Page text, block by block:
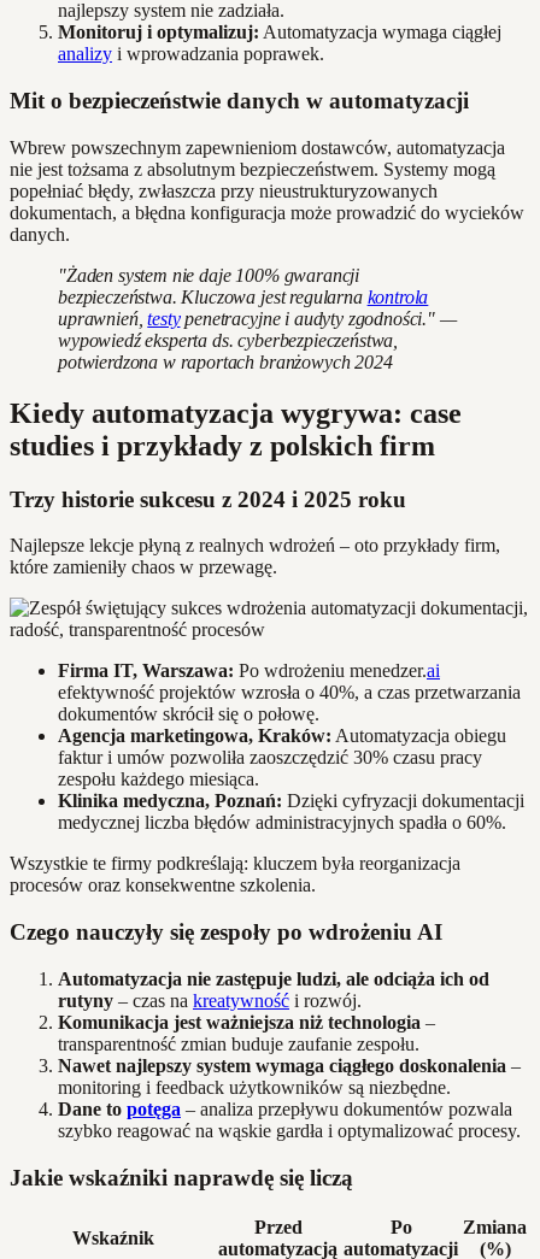
najlepszy system nie zadziała.
Monitoruj i optymalizuj: Automatyzacja wymaga ciągłej
analizy i wprowadzania poprawek.
Mit o bezpieczeństwie danych w automatyzacji
Wbrew powszechnym zapewnieniom dostawców, automatyzacja
nie jest tożsama z absolutnym bezpieczeństwem. Systemy mogą
popełniać błędy, zwłaszcza przy nieustrukturyzowanych
dokumentach, a błędna konfiguracja może prowadzić do wycieków
danych.
"Żaden system nie daje 100% gwarancji
bezpieczeństwa. Kluczowa jest regularna kontrola
uprawnień,testypenetracyjne i audyty zgodności." —
wypowiedź eksperta ds. cyberbezpieczeństwa,
potwierdzona w raportach branżowych 2024
Kiedy automatyzacja wygrywa: case
studies i przykłady z polskich firm
Trzy historie sukcesu z 2024 i 2025 roku
Najlepsze lekcje płyną z realnych wdrożeń – oto przykłady firm,
które zamieniły chaos w przewagę.
Firma IT, Warszawa: Po wdrożeniu menedzer.ai
efektywność projektów wzrosła o 40%, a czas przetwarzania
dokumentów skrócił się o połowę.
Agencja marketingowa, Kraków: Automatyzacja obiegu
faktur i umów pozwoliła zaoszczędzić 30% czasu pracy
zespołu każdego miesiąca.
Klinika medyczna, Poznań: Dzięki cyfryzacji dokumentacji
medycznej liczba błędów administracyjnych spadła o 60%.
Wszystkie te firmy podkreślają: kluczem była reorganizacja
procesów oraz konsekwentne szkolenia.
Czego nauczyły się zespoły po wdrożeniu AI
Automatyzacja nie zastępuje ludzi, ale odciąża ich od
rutyny – czas na kreatywność i rozwój.
Komunikacja jest ważniejsza niż technologia –
transparentność zmian buduje zaufanie zespołu.
Nawet najlepszy system wymaga ciągłego doskonalenia –
monitoring i feedback użytkowników są niezbędne.
Dane to potęga – analiza przepływu dokumentów pozwala
szybko reagować na wąskie gardła i optymalizować procesy.
Jakie wskaźniki naprawdę się liczą
Wskaźnik
Przed
automatyzacją
Po
automatyzacji
Zmiana
(%)